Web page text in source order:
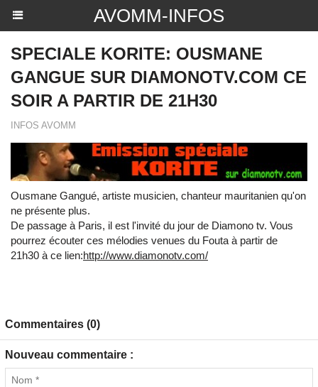
AVOMM-INFOS
SPECIALE KORITE: OUSMANE
GANGUE SUR DIAMONOTV.COM CE
SOIR A PARTIR DE 21H30
INFOS AVOMM
Ousmane Gangué, artiste musicien, chanteur mauritanien qu'on
ne présente plus.
De passage à Paris, il est l'invité du jour de Diamono tv. Vous
pourrez écouter ces mélodies venues du Fouta à partir de
21h30 à ce lien:http://www.diamonotv.com/
Commentaires (0)
Nouveau commentaire :